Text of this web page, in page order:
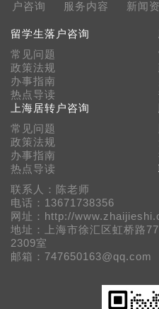
户咨询
服务内容 新闻
留学生落户咨询
常见问题
政策法规
办事指南
热点导读
上海居转户咨询
常见问题
政策法规
办事指南
热点导读
联系人：陈老师
电话：13671738356
网址：http://
地址：上海市徐汇区虹桥路
2309室
邮箱：747650163@qq.com